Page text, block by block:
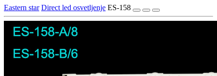
Eastern star Direct led osvetljenje ES-158